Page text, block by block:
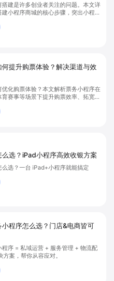
建是许多创业者关注的问题。本文详
小程序商城的核心步骤，突出小程序
与零代码开店优势，帮助你轻松实现商
售及高效会员运营，快速开启线上卖
获取详细操作指南！
提升购票体验？解决渠道与效
优化购票体验？本文解析票务小程序在
赛事等场景下提升购票效率、拓宽销
员精准营销的具体方式。关键词包括
购票体验”、“购票效率”。
选？iPad小程序高效收银方案
么选？一台 iPad+小程序就能搞定
程序怎么选？门店&电商皆可
程序 = 私域运营 + 服务管理 + 物流配
案，帮你从容应对。